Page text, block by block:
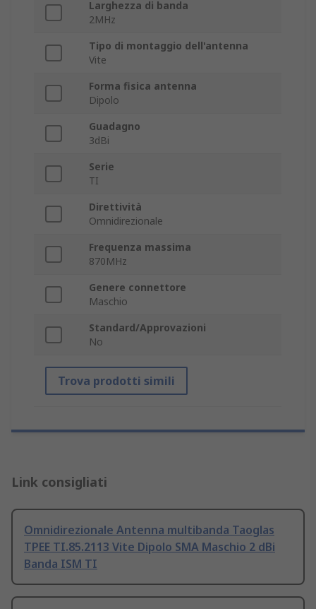
Larghezza di banda
2MHz
Tipo di montaggio dell'antenna
Vite
Forma fisica antenna
Dipolo
Guadagno
3dBi
Serie
TI
Direttività
Omnidirezionale
Frequenza massima
870MHz
Genere connettore
Maschio
Standard/Approvazioni
No
Trova prodotti simili
Link consigliati
Omnidirezionale Antenna multibanda Taoglas
TPEE TI.85.2113 Vite Dipolo SMA Maschio 2 dBi
Banda ISM TI